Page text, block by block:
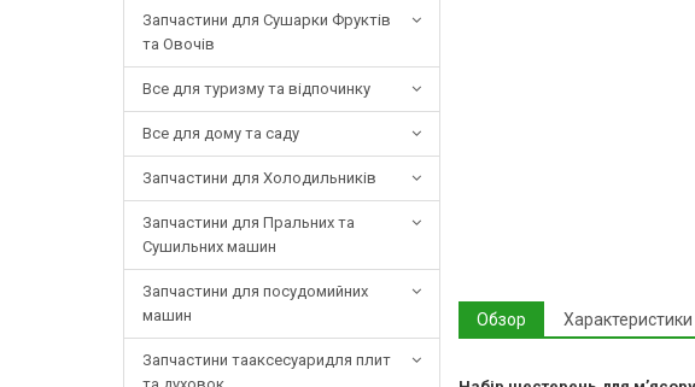
Запчастини для Сушарки Фруктів
та Овочів
Все для туризму та відпочинку
Все для дому та саду
Запчастини для Холодильників
Запчастини для Пральних та
Сушильних машин
Запчастини для посудомийних
машин
Запчастини тааксесуаридля плит
Обзор Характеристики